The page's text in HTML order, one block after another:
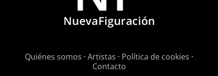
Quiénes somos · Artistas · Política de cookies ·
Contacto